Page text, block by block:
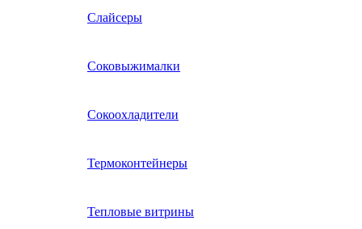
Слайсеры
Соковыжималки
Сокоохладители
Термоконтейнеры
Тепловые витрины